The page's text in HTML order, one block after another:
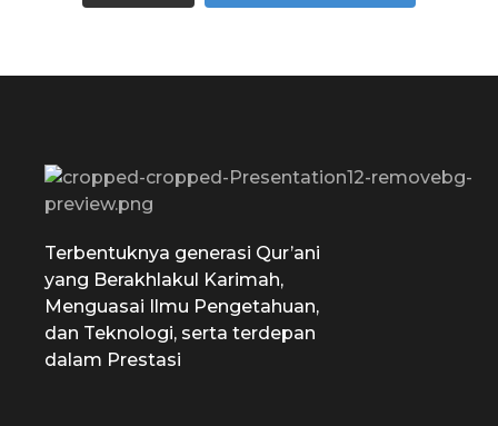
Terbentuknya generasi Qur’ani
yang Berakhlakul Karimah,
Menguasai Ilmu Pengetahuan,
dan Teknologi, serta terdepan
dalam Prestasi